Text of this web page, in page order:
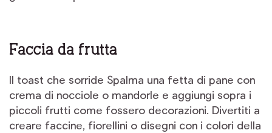
Faccia da frutta
Il toast che sorride Spalma una fetta di pane con
crema di nocciole o mandorle e aggiungi sopra i
piccoli frutti come fossero decorazioni. Divertiti a
creare faccine, fiorellini o disegni con i colori della